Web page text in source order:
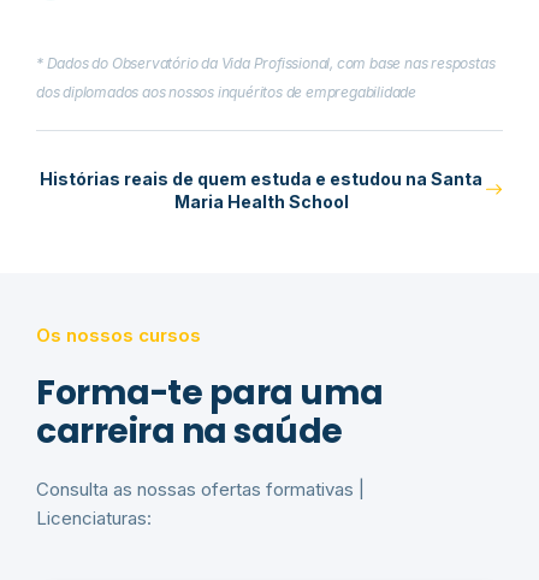
* Dados do Observatório da Vida Profissional, com base nas respostas
dos diplomados aos nossos inquéritos de empregabilidade
Histórias reais de quem estuda e estudou na Santa
Maria Health School
Os nossos cursos
Forma-te para uma
carreira na saúde
Consulta as nossas ofertas formativas |
Licenciaturas: